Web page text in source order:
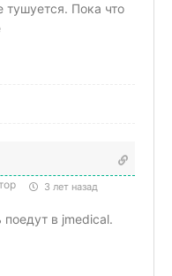
тушуется. Пока что
3 лет назад
поедут в jmedical.